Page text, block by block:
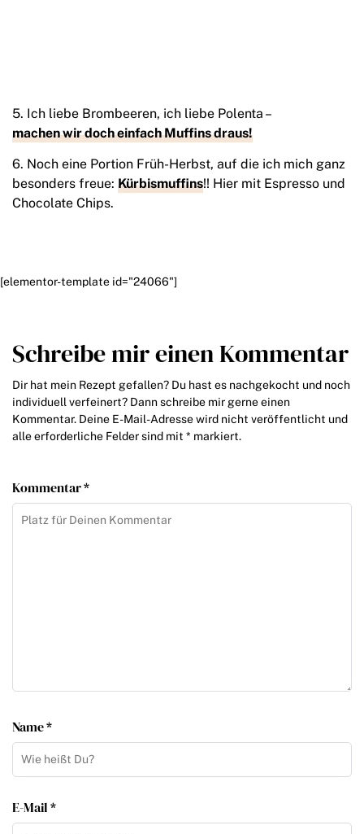
5. Ich liebe Brombeeren, ich liebe Polenta –
machen wir doch einfach Muffins draus!
6. Noch eine Portion Früh-Herbst, auf die ich mich ganz
besonders freue: Kürbismuffins!! Hier mit Espresso und
Chocolate Chips.
[elementor-template id="24066"]
Schreibe mir einen Kommentar
Dir hat mein Rezept gefallen? Du hast es nachgekocht und noch
individuell verfeinert? Dann schreibe mir gerne einen
Kommentar. Deine E-Mail-Adresse wird nicht veröffentlicht und
alle erforderliche Felder sind mit * markiert.
Kommentar *
Name *
E-Mail *